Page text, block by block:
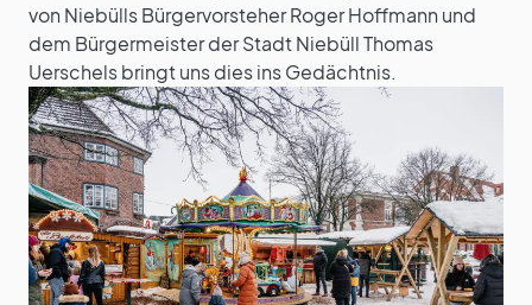
von Niebülls Bürgervorsteher Roger Hoffmann und
dem Bürgermeister der Stadt Niebüll Thomas
Uerschels bringt uns dies ins Gedächtnis.